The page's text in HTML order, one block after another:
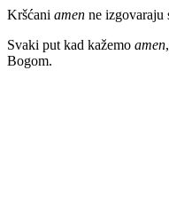
Kršćani amen ne izgovaraju
Svaki put kad kažemo amen
Bogom.